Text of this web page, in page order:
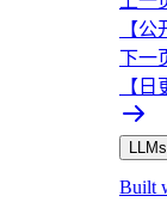
【
下一
【
Built